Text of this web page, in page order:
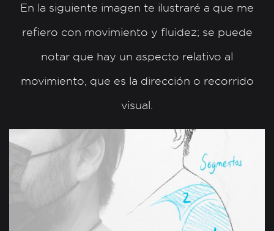
En la siguiente imagen te ilustraré a que me
refiero con movimiento y fluidez; se puede
notar que hay un aspecto relativo al
movimiento, que es la dirección o recorrido
visual.